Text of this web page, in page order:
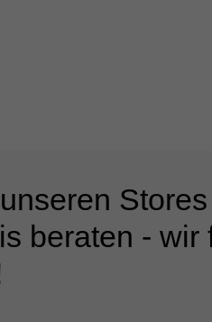
beraten - wir